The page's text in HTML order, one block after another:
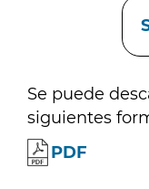
Se puede
siguientes
PDF